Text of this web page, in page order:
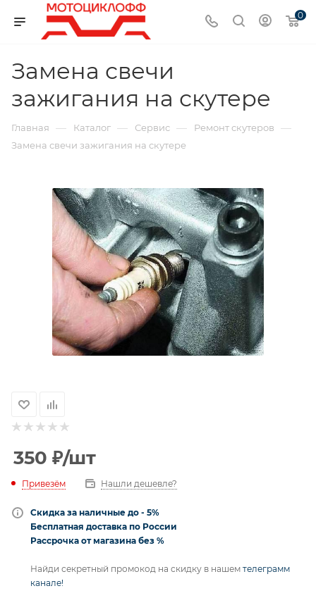
0
Замена свечи
зажигания на скутере
Главная — Каталог — Сервис — Ремонт скутеров —
Замена свечи зажигания на скутере
350 ₽/шт
Привезём Нашли дешевле?
Скидка за наличные до - 5%
Бесплатная доставка по России
Рассрочка от магазина без %
Найди секретный промокод на скидку в нашем телеграмм
канале!